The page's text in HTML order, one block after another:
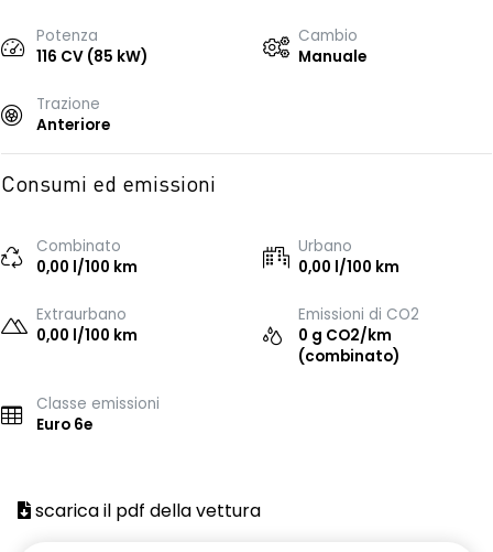
Potenza
116 CV (85 kW)
Cambio
Manuale
Trazione
Anteriore
Consumi ed emissioni
Combinato
0,00 l/100 km
Urbano
0,00 l/100 km
Extraurbano
0,00 l/100 km
Emissioni di CO2
0 g CO2/km
(combinato)
Classe emissioni
Euro 6e
scarica il pdf della vettura